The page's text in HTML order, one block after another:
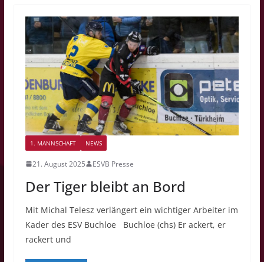
1. MANNSCHAFT NEWS
21. August 2025 ESVB Presse
Der Tiger bleibt an Bord
Mit Michal Telesz verlängert ein wichtiger Arbeiter im
Kader des ESV Buchloe Buchloe (chs) Er ackert, er
rackert und